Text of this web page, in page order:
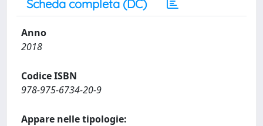
Scheda completa (DC)
Anno
2018
Codice ISBN
978-975-6734-20-9
Appare nelle tipologie: